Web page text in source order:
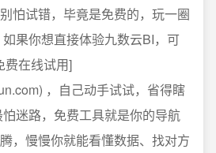
怕试错，毕竟是免费的，玩一圈
果你想直接体验九数云BI，可
费在线试用]
，自己动手试试，省得瞎
迷路，免费工具就是你的导航
，慢慢你就能看懂数据、找对方